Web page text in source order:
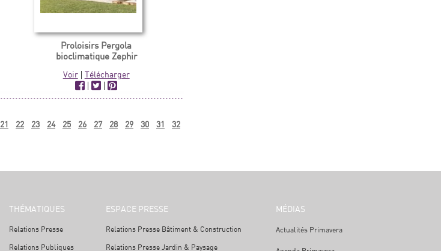
Proloisirs Pergola
bioclimatique Zephir
Voir| Télécharger
|
|
21 22 23 24 25 26 27 28 29 30 31 32
THÉMATIQUES
Relations Presse
Relations Publiques
ESPACE PRESSE
Relations Presse Bâtiment & Construction
Relations Presse Jardin & Paysage
MÉDIAS
Actualités Primavera